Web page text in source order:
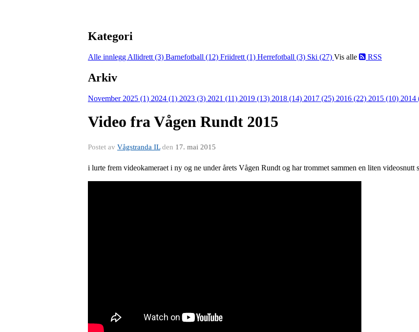
Kategori
Alle innlegg Allidrett (3) Barnefotball (12) Friidrett (1) Herrefotball (3) Ski (27) Vis alle RSS
Arkiv
November 2025 (1) 2024 (1) 2023 (3) 2021 (11) 2019 (13) 2018 (14) 2017 (25) 2016 (22) 2015 (10) 2014
Video fra Vågen Rundt 2015
Postet av Vågstranda ILden 17. mai 2015
i lurte frem videokameraet i ny og ne under årets Vågen Rundt og har trommet sammen en liten videosnutt